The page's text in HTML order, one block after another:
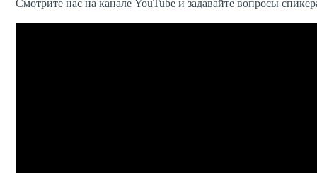
Смотрите нас на канале YouTube и задавайте вопросы